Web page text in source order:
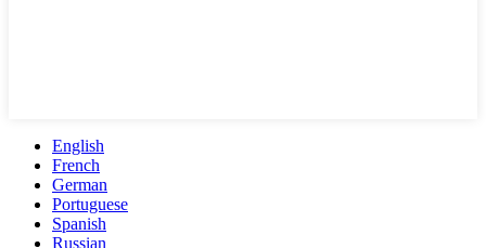
English
French
German
Portuguese
Spanish
Russian